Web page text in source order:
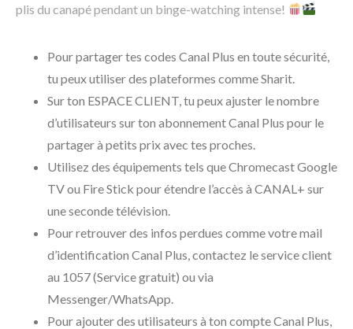
plis du canapé pendant un binge-watching intense!
Pour partager tes codes Canal Plus en toute sécurité,
tu peux utiliser des plateformes comme Sharit.
Sur ton ESPACE CLIENT, tu peux ajuster le nombre
d’utilisateurs sur ton abonnement Canal Plus pour le
partager à petits prix avec tes proches.
Utilisez des équipements tels que Chromecast Google
TV ou Fire Stick pour étendre l’accès à CANAL+ sur
une seconde télévision.
Pour retrouver des infos perdues comme votre mail
d’identification Canal Plus, contactez le service client
au 1057 (Service gratuit) ou via
Messenger/WhatsApp.
Pour ajouter des utilisateurs à ton compte Canal Plus,